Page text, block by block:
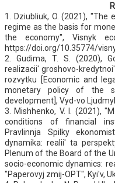
1. Dziubliuk, O. (2021),
regime as the basis for
the economy", Visnyk
https://doi.org/10.35774/
2. Gudima, T. S. (2020),
realizacii' groshovo-
rozvytku [Economic and
monetary policy of the
development], Vyd-vo
3. Mishhenko, V. I. (2021),
conditions of financial
Pravlinnja Spilky
dynamika: realii' ta
Plenum of the Board of the
socio-economic dynamics:
"Paperovyj zmij-OPT", Kyi'v,